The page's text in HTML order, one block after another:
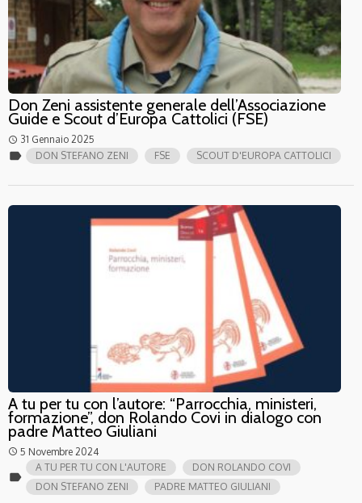
Don Zeni assistente generale dell’Associazione
Guide e Scout d’Europa Cattolici (FSE)
access_time 31 Gennaio 2025
label DON STEFANO ZENI FSE SCOUT D'EUROPA CATTOLICI
A tu per tu con l’autore: “Parrocchia, ministeri,
formazione”, don Rolando Covi in dialogo con
padre Matteo Giuliani
access_time 5 Novembre 2024
label
A TU PER TU CON L'AUTORE
DON ROLANDO COVI
DON STEFANO ZENI
PADRE MATTEO GIULIANI